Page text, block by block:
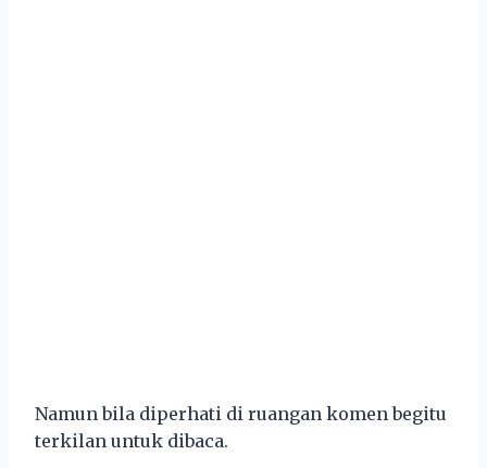
Namun bila diperhati di ruangan komen begitu
terkilan untuk dibaca.